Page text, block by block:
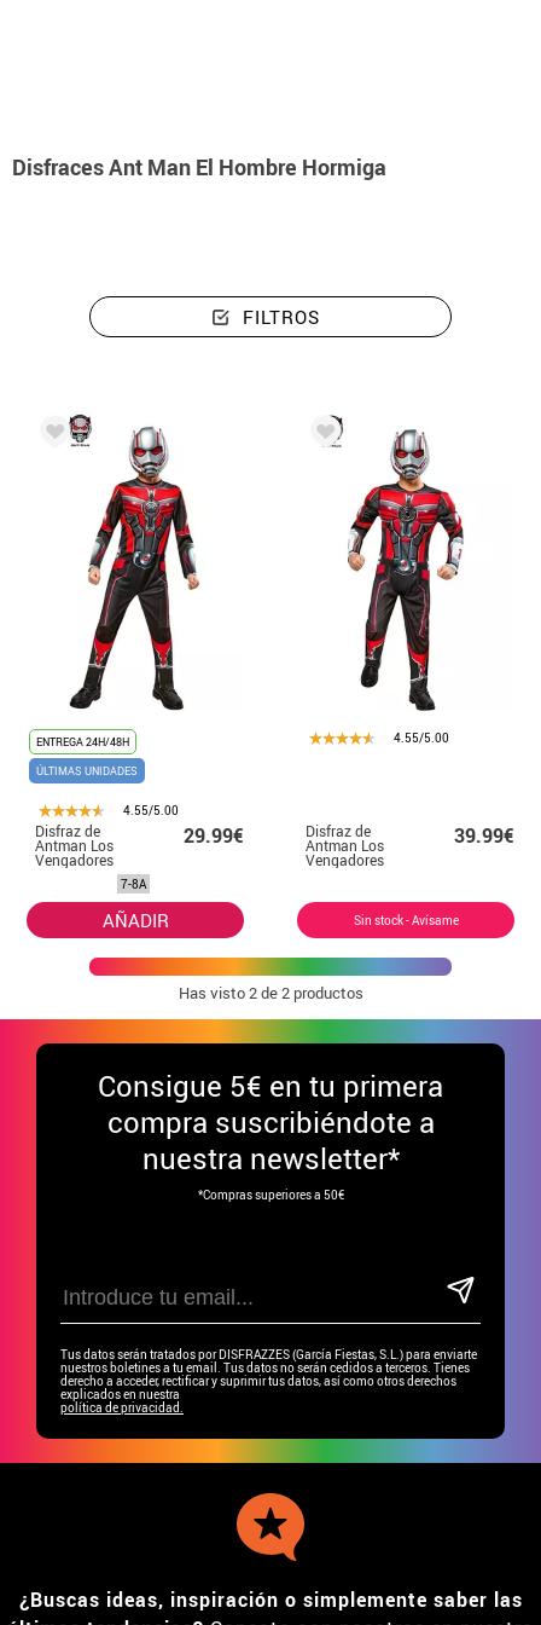
Disfraces Ant Man El Hombre Hormiga
FILTROS
ENTREGA 24H/48H
ÚLTIMAS UNIDADES
4.55/5.00
Disfraz de
Antman Los
Vengadores
clásico con
máscara para
niño
29.99€
7-8A
AÑADIR
4.55/5.00
Disfraz de
Antman Los
Vengadores
musculoso con
para niño
39.99€
Sin stock - Avísame
Has visto2de 2 productos
Consigue 5€ en tu primera
compra suscribiéndote a
nuestra newsletter*
*Compras superiores a 50€
Tus datos serán tratados por DISFRAZZES (García Fiestas, S.L.) para enviarte
nuestros boletines a tu email. Tus datos no serán cedidos a terceros. Tienes
derecho a acceder, rectificar y suprimir tus datos, así como otros derechos
explicados en nuestra
política de privacidad.
¿Buscas ideas, inspiración o simplemente saber las